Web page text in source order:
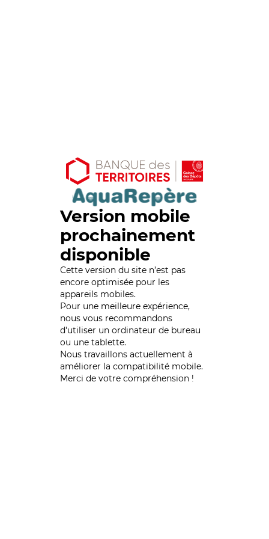
Version mobile
prochainement
disponible
Cette version du site n’est pas
encore optimisée pour les
appareils mobiles.
Pour une meilleure expérience,
nous vous recommandons
d'utiliser un ordinateur de bureau
ou une tablette.
Nous travaillons actuellement à
améliorer la compatibilité mobile.
Merci de votre compréhension !